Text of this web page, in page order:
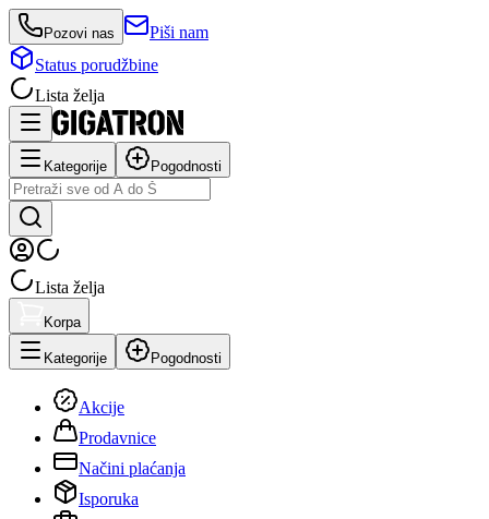
Pozovi nas
Piši nam
Status porudžbine
Lista želja
Kategorije Pogodnosti
Lista želja
Korpa
Kategorije Pogodnosti
Akcije
Prodavnice
Načini plaćanja
Isporuka